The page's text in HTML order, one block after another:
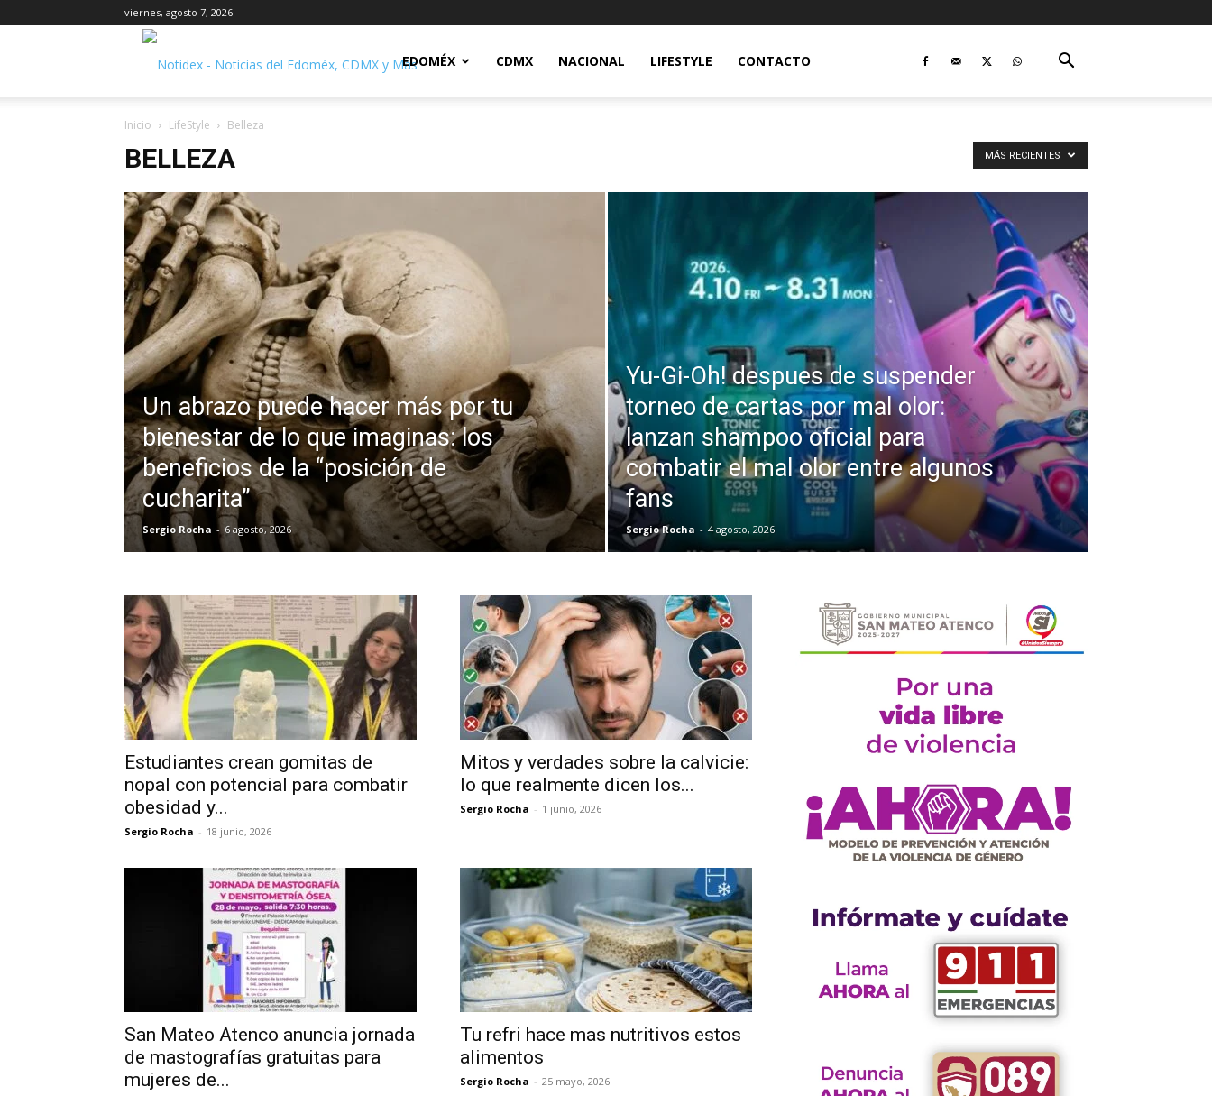
viernes, agosto 7, 2026
Notidex
EDOMÉX CDMX NACIONAL LIFESTYLE CONTACTO
Inicio LifeStyle Belleza
BELLEZA MÁS RECIENTES
Un abrazo puede hacer más por tu
bienestar de lo que imaginas: los
beneficios de la “posición de
cucharita”
Sergio Rocha - 6 agosto, 2026
Yu-Gi-Oh! despues de suspender
torneo de cartas por mal olor:
lanzan shampoo oficial para
combatir el mal olor entre algunos
fans
Sergio Rocha - 4 agosto, 2026
Estudiantes crean gomitas de
nopal con potencial para combatir
obesidad y...
Sergio Rocha - 18 junio, 2026
Mitos y verdades sobre la calvicie:
lo que realmente dicen los...
Sergio Rocha - 1 junio, 2026
San Mateo Atenco anuncia jornada
de mastografías gratuitas para
mujeres de...
Tu refri hace mas nutritivos estos
alimentos
Sergio Rocha - 25 mayo, 2026